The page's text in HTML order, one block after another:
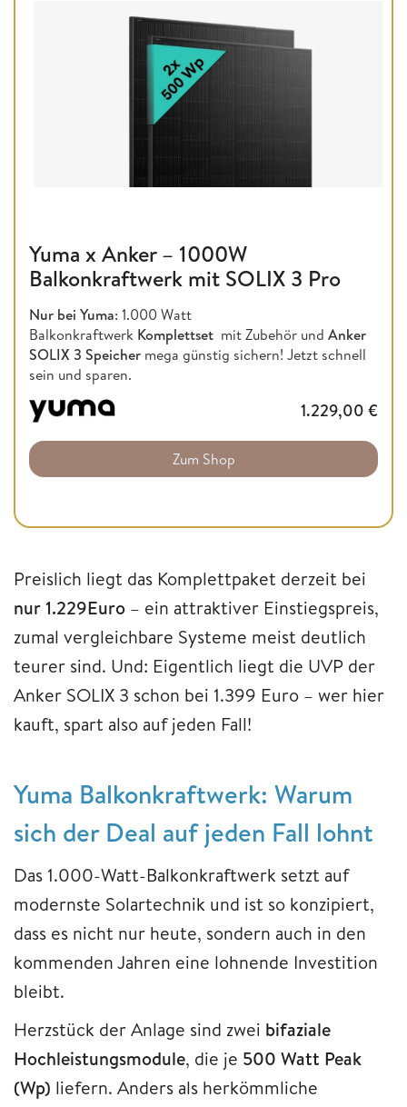
Yuma x Anker – 1000W
Balkonkraftwerk mit SOLIX 3 Pro
Nur bei Yuma: 1.000 Watt
Balkonkraftwerk Komplettset mit Zubehör und Anker
SOLIX 3 Speicher mega günstig sichern! Jetzt schnell
sein und sparen.
1.229,00 €
Zum Shop
Preislich liegt das Komplettpaket derzeit bei
nur 1.229Euro – ein attraktiver Einstiegspreis,
zumal vergleichbare Systeme meist deutlich
teurer sind. Und: Eigentlich liegt die UVP der
Anker SOLIX 3 schon bei 1.399 Euro – wer hier
kauft, spart also auf jeden Fall!
Yuma Balkonkraftwerk: Warum
sich der Deal auf jeden Fall lohnt
Das 1.000-Watt-Balkonkraftwerk setzt auf
modernste Solartechnik und ist so konzipiert,
dass es nicht nur heute, sondern auch in den
kommenden Jahren eine lohnende Investition
bleibt.
Herzstück der Anlage sind zwei bifaziale
Hochleistungsmodule, die je 500 Watt Peak
(Wp) liefern. Anders als herkömmliche